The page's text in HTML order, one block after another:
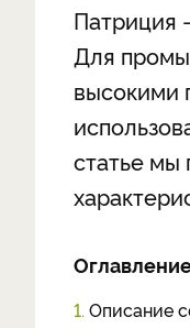
Патриция
Для
высокими
статье мы
1. Описание